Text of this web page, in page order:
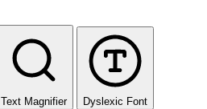
Text Magnifier Dyslexic Font